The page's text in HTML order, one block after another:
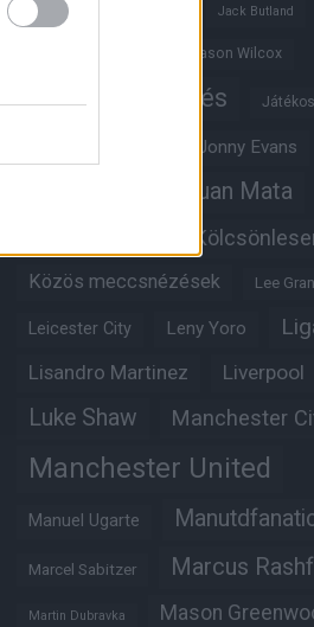
Hull City Jack Butland
Jason Wilcox
Játékosértékelés
Jonny Evans
Juan Mata
Közös meccsnézések Lee
Leicester City Leny Yoro
Lisandro Martinez Liverpool
Luke Shaw Manchester
Manchester United
Manuel Ugarte
Marcel Sabitzer Marcus
Martin Dubravka Mason